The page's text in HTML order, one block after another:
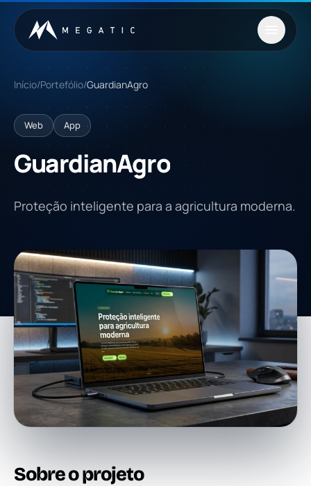
Saltar para o conteúdo
Início/Portefólio/GuardianAgro
Web App
GuardianAgro
Proteção inteligente para a agricultura moderna.
Sobre o projeto